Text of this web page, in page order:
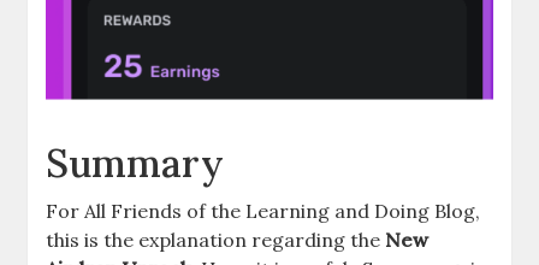
Summary
For All Friends of the Learning and Doing Blog,
this is the explanation regarding the New